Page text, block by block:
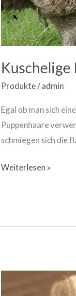
Produkte/admin
Egal ob man sich
Puppenhaare
schmiegen sich die
Weiterlesen »